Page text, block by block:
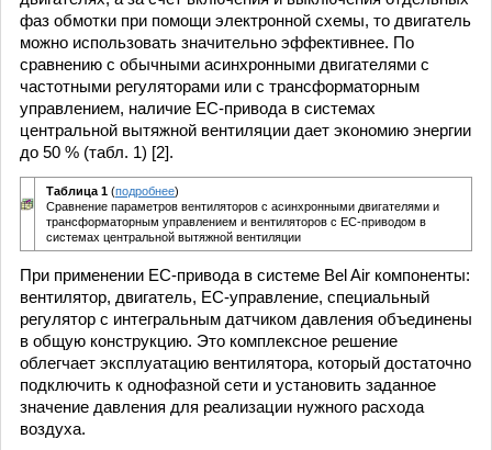
фаз обмотки при помощи электронной схемы, то двигатель
можно использовать значительно эффективнее. По
сравнению с обычными асинхронными двигателями с
частотными регуляторами или с трансформаторным
управлением, наличие ЕС-привода в системах
центральной вытяжной вентиляции дает экономию энергии
до 50 % (табл. 1) [2].
Таблица 1 (подробнее)
Сравнение параметров вентиляторов с асинхронными двигателями и
трансформаторным управлением и вентиляторов с ЕС-приводом в
системах центральной вытяжной вентиляции
При применении ЕС-привода в системе Bel Air компоненты:
вентилятор, двигатель, ЕС-управление, специальный
регулятор с интегральным датчиком давления объединены
в общую конструкцию. Это комплексное решение
облегчает эксплуатацию вентилятора, который достаточно
подключить к однофазной сети и установить заданное
значение давления для реализации нужного расхода
воздуха.